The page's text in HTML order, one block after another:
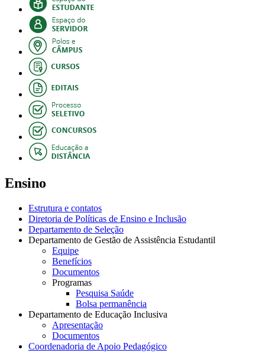
Ensino
Estrutura e contatos
Diretoria de Políticas de Ensino e Inclusão
Departamento de Seleção
Departamento de Gestão de Assistência Estudantil
Equipe
Benefícios
Documentos
Programas
Pesquisa Saúde
Bolsa permanência
Departamento de Educação Inclusiva
Apresentação
Documentos
Coordenadoria de Apoio Pedagógico